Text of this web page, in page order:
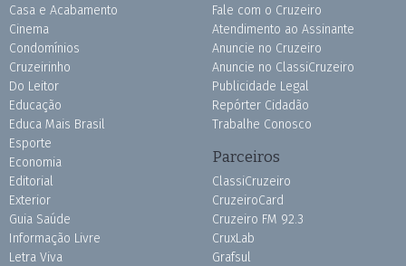
Casa e Acabamento
Cinema
Condomínios
Cruzeirinho
Do Leitor
Educação
Educa Mais Brasil
Esporte
Economia
Editorial
Exterior
Guia Saúde
Informação Livre
Letra Viva
Fale com o Cruzeiro
Atendimento ao Assinante
Anuncie no Cruzeiro
Anuncie no ClassiCruzeiro
Publicidade Legal
Repórter Cidadão
Trabalhe Conosco
Parceiros
ClassiCruzeiro
CruzeiroCard
Cruzeiro FM 92.3
CruxLab
Grafsul